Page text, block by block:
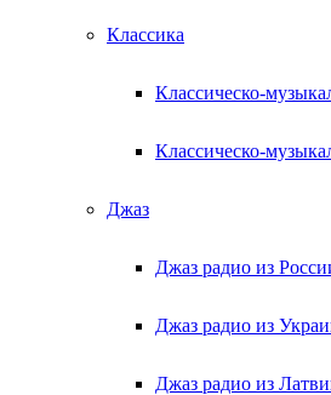
Классика
Классическо-
Классическо-
Джаз
Джаз радио из
Джаз радио из
Джаз радио из